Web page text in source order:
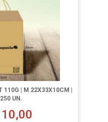
110G | M 22X33X10CM |
UN.